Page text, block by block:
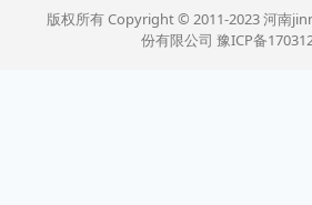
版权所有 Copyright © 2011-2023 河南
份有限公司 豫ICP备